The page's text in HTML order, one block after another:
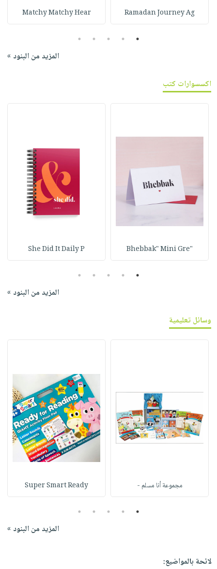
Ramadan Journey Ag
Matchy Matchy Hear
1
2
3
4
5
المزيد من البنود »
اكسسوارات كتب
"Bhebbak" Mini Gre
She Did It Daily P
1
2
3
4
5
المزيد من البنود »
وسائل تعليمية
مجموعة أنا مسلم - Super Smart Ready
1
2
3
4
5
المزيد من البنود »
لائحة بالمواضيع: